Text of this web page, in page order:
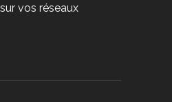
vos réseaux